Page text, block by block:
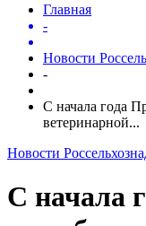
Главная
-
Новости
-
С начала года
ветеринарной...
Новости
С начала